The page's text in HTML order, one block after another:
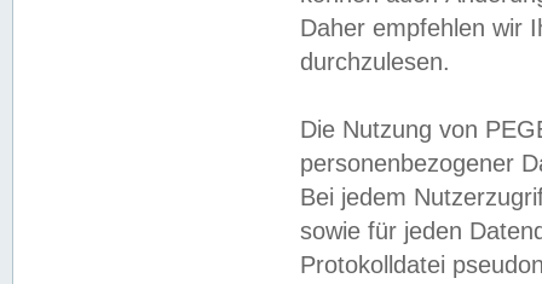
Daher empfehlen wir
durchzulesen.
Die Nutzung von
personenbezogener
Bei jedem
sowie für jeden
Protokolldatei